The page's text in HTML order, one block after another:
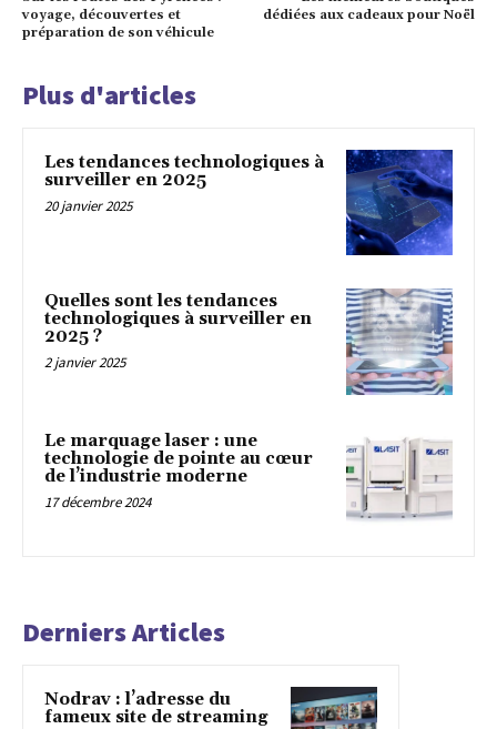
voyage, découvertes et
préparation de son véhicule
dédiées aux cadeaux pour Noël
Plus d'articles
Les tendances technologiques à
surveiller en 2025
20 janvier 2025
Quelles sont les tendances
technologiques à surveiller en
2025 ?
2 janvier 2025
Le marquage laser : une
technologie de pointe au cœur
de l’industrie moderne
17 décembre 2024
Derniers Articles
Nodrav : l’adresse du
fameux site de streaming